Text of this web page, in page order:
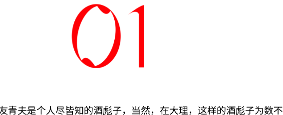
青夫是个人尽皆知的酒彪子，当然，在大理，这样的酒彪子为数不